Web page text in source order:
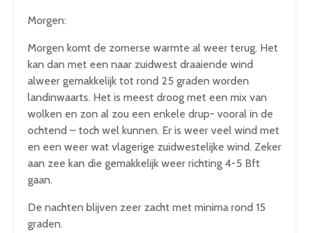
Morgen:
Morgen komt de zomerse warmte al weer terug. Het
kan dan met een naar zuidwest draaiende wind
alweer gemakkelijk tot rond 25 graden worden
landinwaarts. Het is meest droog met een mix van
wolken en zon al zou een enkele drup- vooral in de
ochtend – toch wel kunnen. Er is weer veel wind met
en een weer wat vlagerige zuidwestelijke wind. Zeker
aan zee kan die gemakkelijk weer richting 4-5 Bft
gaan.
De nachten blijven zeer zacht met minima rond 15
graden.